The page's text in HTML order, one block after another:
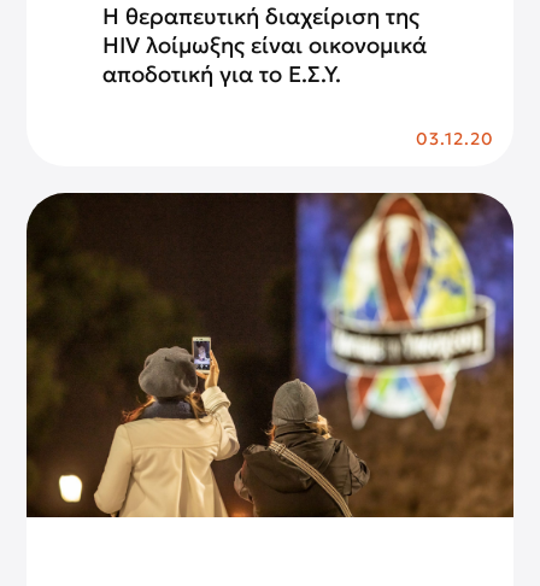
Η θεραπευτική διαχείριση της
HIV λοίμωξης είναι οικονομικά
αποδοτική για το Ε.Σ.Υ.
03.12.20